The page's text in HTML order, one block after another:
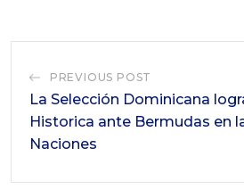
PREVIOUS POST
La Selección Dominicana
Historica ante Bermudas en
Naciones